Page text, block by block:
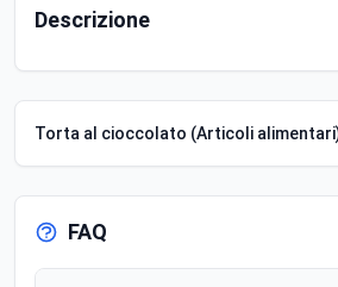
Descrizione
Torta al cioccolato (Articoli
FAQ